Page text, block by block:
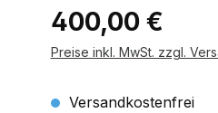
Regulärer Preis:
400,00 €
Preise inkl. MwSt. zzgl.
Versandkostenfrei